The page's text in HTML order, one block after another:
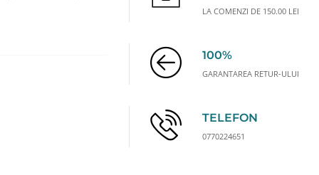
LA COMENZI DE 150.00 LEI
100%
GARANTAREA RETUR-ULUI
TELEFON
0770224651